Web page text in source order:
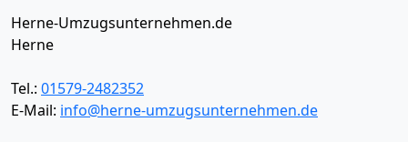
Herne-Umzugsunternehmen.de
Herne
Tel.: 01579-2482352
E-Mail: info@herne-umzugsunternehmen.de